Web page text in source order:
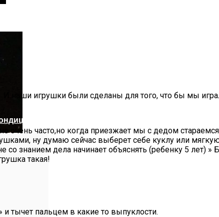
Потеплением
На Зелених Та Економічних Героїв
наши игрушки были сделаны для того, что бы мы
очень часто,но когда приезжает мы с дедом
ну думаю сейчас выберет себе куклу или
знанием дела начинает объяснять (ребенку 5 лет) »
такая!
тычет пальцем в какие то выпуклости.